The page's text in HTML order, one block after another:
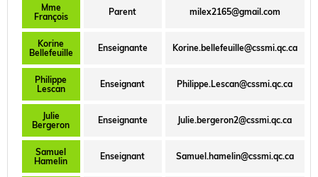
Mme
François
Parent milex2165@gmail.com
Korine
Bellefeuille
Enseignante Korine.bellefeuille@cssmi.qc.ca
Philippe
Lescan
Enseignant Philippe.Lescan@cssmi.qc.ca
Julie
Bergeron
Enseignante Julie.bergeron2@cssmi.qc.ca
Samuel
Hamelin
Enseignant Samuel.hamelin@cssmi.qc.ca